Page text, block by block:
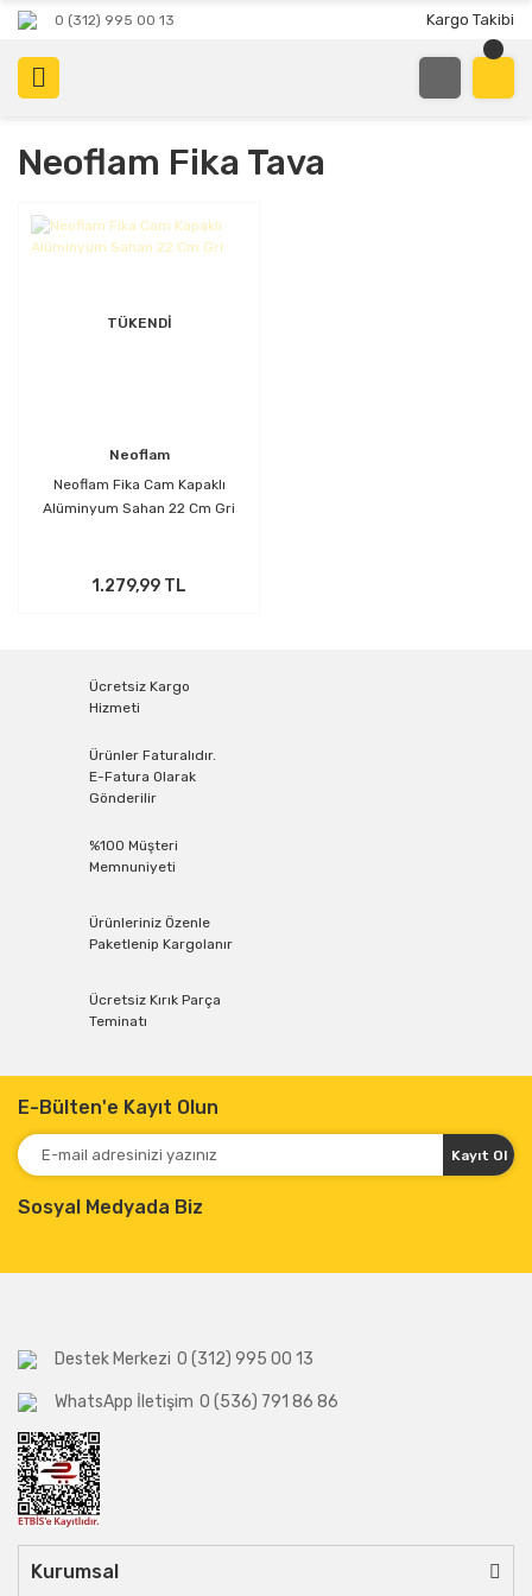
0 (312) 995 00 13 Kargo Takibi
Neoflam Fika Tava
TÜKENDİ
Neoflam
Neoflam Fika Cam Kapaklı
Alüminyum Sahan 22 Cm Gri
1.279,99 TL
Ücretsiz Kargo
Hizmeti
Ürünler Faturalıdır.
E-Fatura Olarak
Gönderilir
%100 Müşteri
Memnuniyeti
Ürünleriniz Özenle
Paketlenip Kargolanır
Ücretsiz Kırık Parça
Teminatı
E-Bülten'e Kayıt Olun
Kayıt Ol
Sosyal Medyada Biz
Destek Merkezi 0 (312) 995 00 13
WhatsApp İletişim 0 (536) 791 86 86
Kurumsal